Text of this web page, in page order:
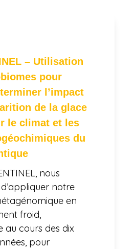
– Utilisation
pour
l’impact
de la glace
le climat et les
du
nous
notre
en
froid,
au cours des dix
pour